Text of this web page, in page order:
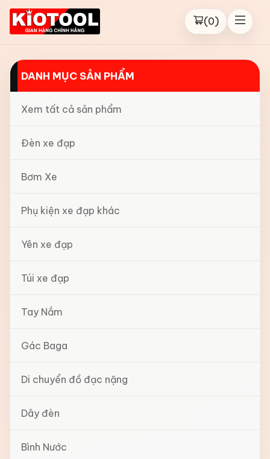
(0)
DANH MỤC SẢN PHẨM
Xem tất cả sản phẩm
Đèn xe đạp
Bơm Xe
Phụ kiện xe đạp khác
Yên xe đạp
Túi xe đạp
Tay Nắm
Gác Baga
Di chuyển đồ đạc nặng
Dây đèn
Bình Nước